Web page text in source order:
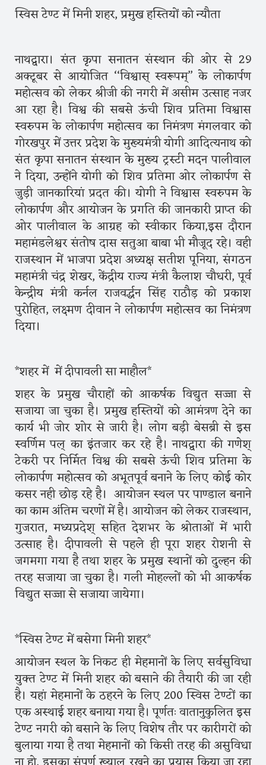
स्विस टेण्ट में मिनी शहर, प्रमुख हस्तियों को न्यौता
नाथद्वारा। संत कृपा सनातन संस्थान की ओर से 29
अक्टूबर से आयोजित ‘‘विश्वास् स्वरूपम्’’ के लोकार्पण
महोत्सव को लेकर श्रीजी की नगरी में असीम उत्साह नजर
आ रहा है। विश्व की सबसे ऊंची शिव प्रतिमा विश्वास
स्वरुपम के लोकार्पण महोत्सव का निमंत्रण मंगलवार को
गोरखपुर में उत्तर प्रदेश के मुख्यमंत्री योगी आदित्यनाथ को
संत कृपा सनातन संस्थान के मुख्य ट्रस्टी मदन पालीवाल
ने दिया, उन्होंने योगी को शिव प्रतिमा ओर लोकार्पण से
जुड़ी जानकारियां प्रदत की। योगी ने विश्वास स्वरुपम के
लोकार्पण और आयोजन के प्रगति की जानकारी प्राप्त की
ओर पालीवाल के आग्रह को स्वीकार किया,इस दौरान
महामंडलेश्वर संतोष दास सतुआ बाबा भी मौजूद रहे। वही
राजस्थान में भाजपा प्रदेश अध्यक्ष सतीश पूनिया, संगठन
महामंत्री चंद्र शेखर, केंद्रीय राज्य मंत्री कैलाश चौधरी, पूर्व
केन्द्रीय मंत्री कर्नल राजवर्द्धन सिंह राठौड़ को प्रकाश
पुरोहित, लक्ष्मण दीवान ने लोकार्पण महोत्सव का निमंत्रण
दिया।
*शहर में में दीपावली सा माहौल*
शहर के प्रमुख चौराहों को आकर्षक विद्युत सज्जा से
सजाया जा चुका है। प्रमुख हस्तियों को आमंत्रण देने का
कार्य भी जोर शोर से जारी है। लोग बड़ी बेसब्री से इस
स्वर्णिम पल् का इंतजार कर रहे है। नाथद्वारा की गणेश्
टेकरी पर निर्मित विश्व की सबसे ऊंची शिव प्रतिमा के
लोकार्पण महोत्सव को अभूतपूर्व बनाने के लिए कोई कोर
कसर नही छोड़ रहे है। आयोजन स्थल पर पाण्डाल बनाने
का काम अंतिम चरणों में है। आयोजन को लेकर राजस्थान,
गुजरात, मध्यप्रदेश् सहित देशभर के श्रोताओं में भारी
उत्साह है। दीपावली से पहले ही पूरा शहर रोशनी से
जगमगा गया है तथा शहर के प्रमुख स्थानों को दुल्हन की
तरह सजाया जा चुका है। गली मोहल्लों को भी आकर्षक
विद्युत सज्जा से सजाया जायेगा।
*स्विस टेण्ट में बसेगा मिनी शहर*
आयोजन स्थल के निकट ही मेहमानों के लिए सर्वसुविधा
युक्त टेण्ट में मिनी शहर को बसाने की तैयारी की जा रही
है। यहां मेहमानों के ठहरने के लिए 200 स्विस टेण्टों का
एक अस्थाई शहर बनाया गया है। पूर्णतः वातानुकुलित इस
टेण्ट नगरी को बसाने के लिए विशेष तौर पर कारीगरों को
बुलाया गया है तथा मेहमानों को किसी तरह की असुविधा